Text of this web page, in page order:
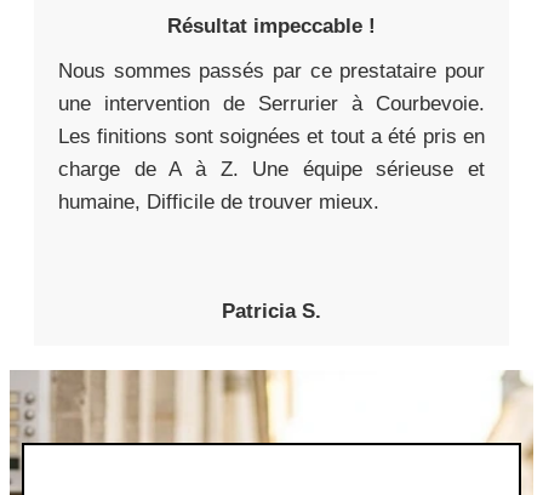
Résultat impeccable !
Nous sommes passés par ce prestataire pour
une intervention de Serrurier à Courbevoie.
Les finitions sont soignées et tout a été pris en
charge de A à Z. Une équipe sérieuse et
humaine, Difficile de trouver mieux.
Patricia S.